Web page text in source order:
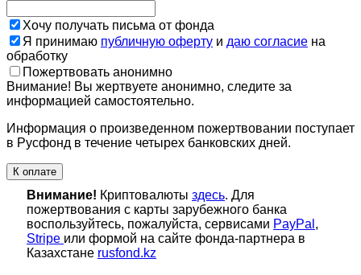
Хочу получать письма от фонда
Я принимаю публичную оферту и даю согласие на
обработку
Пожертвовать анонимно
Внимание! Вы жертвуете анонимно, следите за
информацией самостоятельно.
Информация о произведенном пожертвовании поступает
в Русфонд в течение четырех банковских дней.
К оплате
Внимание! Криптовалюты здесь. Для
пожертвования с карты зарубежного банка
воспользуйтесь, пожалуйста, сервисами PayPal ,
Stripe или формой на сайте фонда-партнера в
Казахстане rusfond.kz